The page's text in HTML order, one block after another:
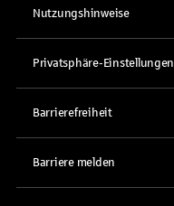
Nutzungshinweise
Privatsphäre-Einstellungen
Barrierefreiheit
Barriere melden